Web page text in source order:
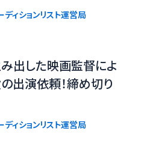
ディションリスト運営局
出した映画監督によ
出演依頼！締め切り
ディションリスト運営局